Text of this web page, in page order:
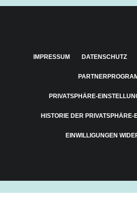
IMPRESSUM DATENSCHUTZ
PRIVATSPHÄRE-
HISTORIE DER PRIVATSPHÄRE-
EINWILLIGUNGEN